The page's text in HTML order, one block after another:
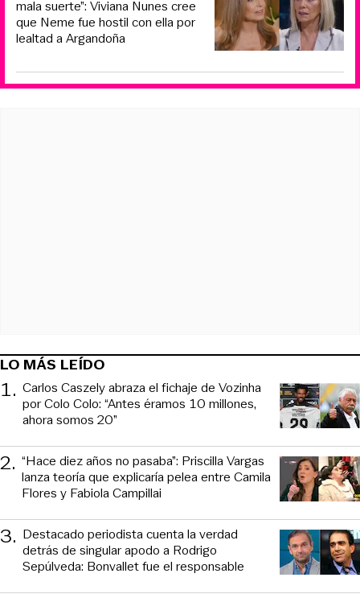
mala suerte”: Viviana Nunes cree
que Neme fue hostil con ella por
lealtad a Argandoña
LO MÁS LEÍDO
1. Carlos Caszely abraza el fichaje de Vozinha
por Colo Colo: “Antes éramos 10 millones,
ahora somos 20”
2. “Hace diez años no pasaba”: Priscilla Vargas
lanza teoría que explicaría pelea entre Camila
Flores y Fabiola Campillai
3. Destacado periodista cuenta la verdad
detrás de singular apodo a Rodrigo
Sepúlveda: Bonvallet fue el responsable